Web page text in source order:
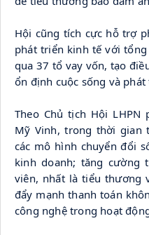
Hội cũng tích cực hỗ trợ
phát triển kinh tế với
qua 37 tổ vay vốn, tạo
ổn định cuộc sống và
Theo Chủ tịch Hội
Mỹ Vinh, trong thời gian
các mô hình chuyển đổi
kinh doanh; tăng cường
viên, nhất là tiểu thương
đẩy mạnh thanh toán
công nghệ trong hoạt